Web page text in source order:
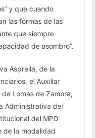
y que cuando
las formas de las
que siempre
de asombro”.
Asprella, de la
el Auxiliar
de Lomas de Zamora,
Administrativa del
del MPD
de la modalidad